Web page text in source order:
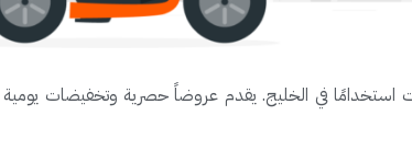
استخدامًا في الخليج. يقدم عروضاً حصرية وتخفيضات